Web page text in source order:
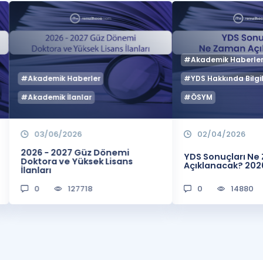
#Akademik Haberler
#Akademik İlanlar
03/06/2026
2026 - 2027 Güz Dönemi
Doktora ve Yüksek Lisans
İlanları
0 127718
#Akademik
#YDS Hakkında
#ÖSYM
02/04/2026
YDS Sonuçları
Açıklanacak?
0 14880